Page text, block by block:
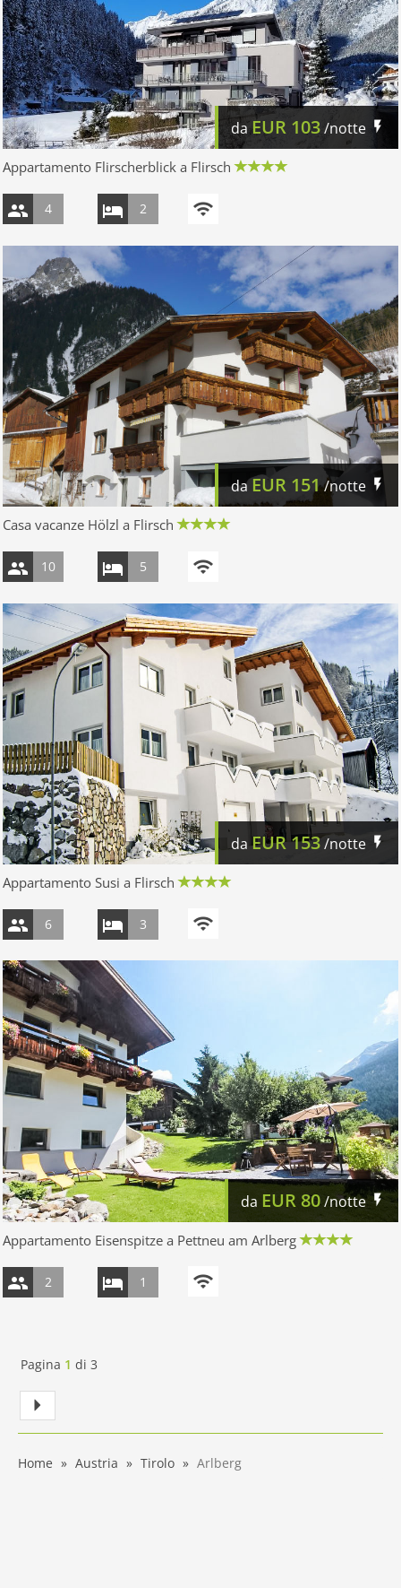
daEUR 103/notte
Appartamento Flirscherblick a Flirsch
4 2
daEUR 151/notte
Casa vacanze Hölzl a Flirsch
10 5
daEUR153/notte
Appartamento Susi a Flirsch
6 3
da EUR 80/notte
Appartamento Eisenspitze a Pettneu am Arlberg
2 1
Pagina 1 di 3
Home Austria Tirolo Arlberg